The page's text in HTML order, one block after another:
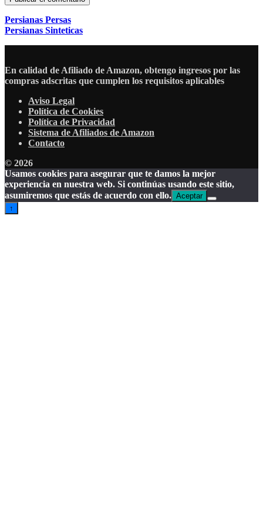
Persianas Persas
Persianas Sinteticas
En calidad de Afiliado de Amazon, obtengo ingresos por las
compras adscritas que cumplen los requisitos aplicables
Aviso Legal
Política de Cookies
Política de Privacidad
Sistema de Afiliados de Amazon
Contacto
© 2026
Usamos cookies para asegurar que te damos la mejor
experiencia en nuestra web. Si continúas usando este sitio,
asumiremos que estás de acuerdo con ello. Aceptar
↑